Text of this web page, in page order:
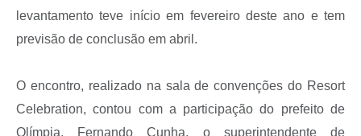
levantamento teve início em fevereiro deste ano e tem
previsão de conclusão em abril.
O encontro, realizado na sala de convenções do Resort
Celebration, contou com a participação do prefeito de
Olímpia, Fernando Cunha, o superintendente de